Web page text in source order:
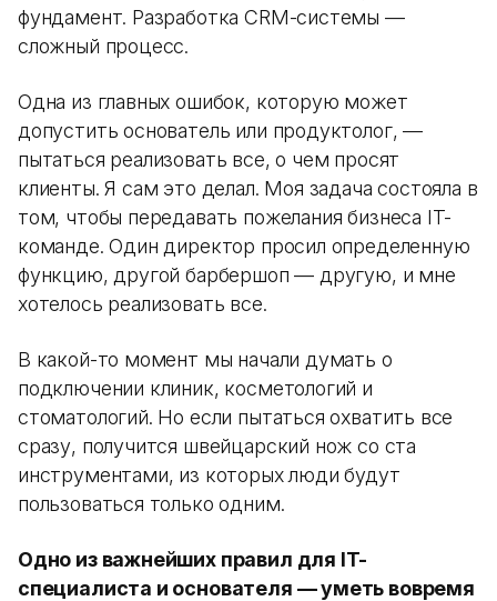
фундамент. Разработка CRM-системы —
сложный процесс.
Одна из главных ошибок, которую может
допустить основатель или продуктолог, —
пытаться реализовать все, о чем просят
клиенты. Я сам это делал. Моя задача состояла в
том, чтобы передавать пожелания бизнеса IT-
команде. Один директор просил определенную
функцию, другой барбершоп — другую, и мне
хотелось реализовать все.
В какой-то момент мы начали думать о
подключении клиник, косметологий и
стоматологий. Но если пытаться охватить все
сразу, получится швейцарский нож со ста
инструментами, из которых люди будут
пользоваться только одним.
Одно из важнейших правил для IT-
специалиста и основателя — уметь вовремя